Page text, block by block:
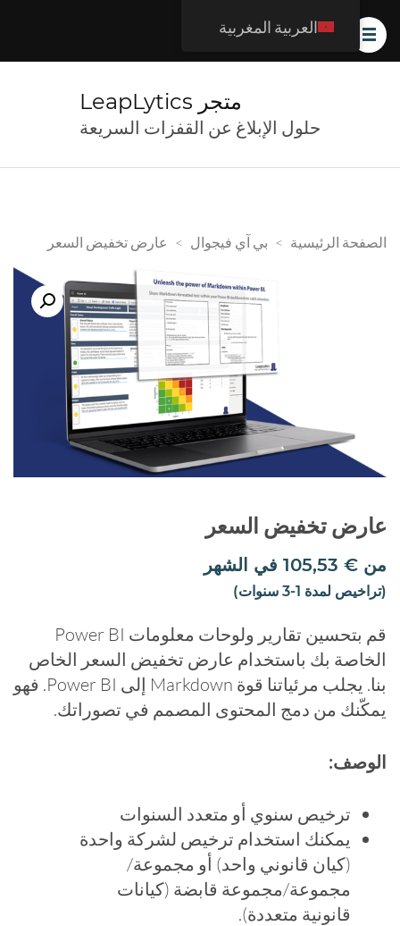
متجر LeapLytics
حلول الإبلاغ عن القفزات السريعة
الصفحة الرئيسية > بي آي فيجوال > عارض تخفيض السعر
عارض تخفيض السعر
من 105,53 € في الشهر
(تراخيص لمدة 1-3 سنوات)
قم بتحسين تقارير ولوحات معلومات Power BI
الخاصة بك باستخدام عارض تخفيض السعر الخاص
بنا. يجلب مرئياتنا قوة Markdown إلى Power BI. فهو
يمكّنك من دمج المحتوى المصمم في تصوراتك.
الوصف:
ترخيص سنوي أو متعدد السنوات
يمكنك استخدام ترخيص لشركة واحدة
(كيان قانوني واحد) أو مجموعة/
مجموعة/مجموعة قابضة (كيانات
قانونية متعددة).
العربية المغربية